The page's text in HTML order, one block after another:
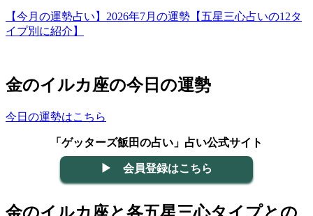
【今月の運勢占い】2026年7月の運勢【五星三心占いの12タ
イプ別に紹介】
金のイルカ座の今日の運勢
今日の運勢はこちら
「ゲッターズ飯田の占い」占い公式サイト
▶ 会員登録はこちら